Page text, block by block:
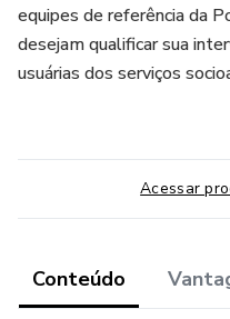
equipes de referência da
desejam qualificar sua
usuárias dos serviços
Acessar
Conteúdo